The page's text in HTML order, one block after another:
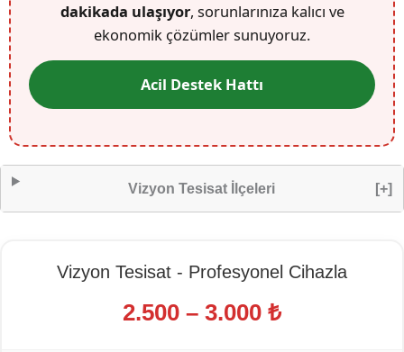
dakikada ulaşıyor, sorunlarınıza kalıcı ve
ekonomik çözümler sunuyoruz.
Acil Destek Hattı
Vizyon Tesisat İlçeleri [+]
Vizyon Tesisat - Profesyonel Cihazla
2.500 – 3.000 ₺